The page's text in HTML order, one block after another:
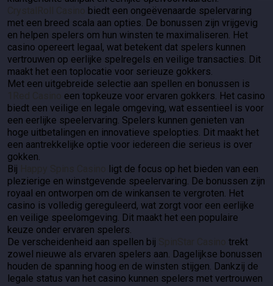
biedt een ongeëvenaarde spelervaring
met een breed scala aan opties. De bonussen zijn vrijgevig
en helpen spelers om hun winsten te maximaliseren. Het
casino opereert legaal, wat betekent dat spelers kunnen
vertrouwen op eerlijke spelregels en veilige transacties. Dit
maakt het een toplocatie voor serieuze gokkers.
Met een uitgebreide selectie aan spellen en bonussen is
een topkeuze voor ervaren gokkers. Het casino
biedt een veilige en legale omgeving, wat essentieel is voor
een eerlijke speelervaring. Spelers kunnen genieten van
hoge uitbetalingen en innovatieve spelopties. Dit maakt het
een aantrekkelijke optie voor iedereen die serieus is over
gokken.
Bij
ligt de focus op het bieden van een
plezierige en winstgevende speelervaring. De bonussen zijn
royaal en ontworpen om de winkansen te vergroten. Het
casino is volledig gereguleerd, wat zorgt voor een eerlijke
en veilige speelomgeving. Dit maakt het een populaire
keuze onder ervaren spelers.
De verscheidenheid aan spellen bij
trekt
zowel nieuwe als ervaren spelers aan. Dagelijkse bonussen
houden de spanning hoog en de winsten stijgen. Dankzij de
legale status van het casino kunnen spelers met vertrouwen